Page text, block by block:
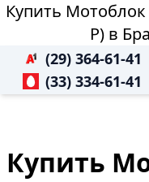
Купить Мотоблок
P) в
(29) 364-61-41
(33) 334-61-41
Купить